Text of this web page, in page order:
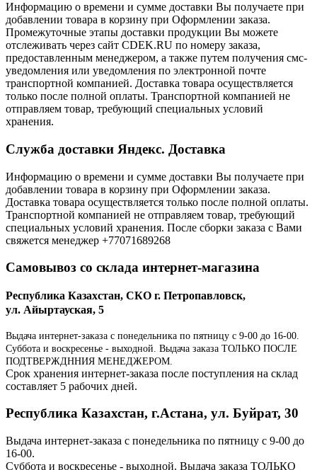
Информацию о времени и сумме доставки Вы получаете при
добавлении товара в корзину при Оформлении заказа.
Промежуточные этапы доставки продукции Вы можете
отслеживать через сайт CDEK.RU по номеру заказа,
предоставленным менеджером, а также путем получения смс-
уведомления или уведомления по электронной почте
транспортной компанией. Доставка товара осуществляется
только после полной оплаты. Транспортной компанией не
отправляем товар, требующий специальных условий
хранения.
Служба доставки Яндекс. Доставка
Информацию о времени и сумме доставки Вы получаете при
добавлении товара в корзину при Оформлении заказа.
Доставка товара осуществляется только после полной оплаты.
Транспортной компанией не отправляем товар, требующий
специальных условий хранения. После сборки заказа с Вами
свяжется менеджер +77071689268
Самовывоз со склада интернет-магазина
Республика Казахстан, СКО г. Петропавловск,
ул. Айыртауская, 5
Выдача интернет-заказа с понедельника по пятницу с 9-00 до 16-00.
Суббота и воскресенье - выходной. Выдача заказа ТОЛЬКО ПОСЛЕ
ПОДТВЕРЖДННИЯ МЕНЕДЖЕРОМ.
Срок хранения интернет-заказа после поступления на склад
составляет 5 рабочих дней.
Республика Казахстан, г.Астана, ул. Буйрат, 30
Выдача интернет-заказа с понедельника по пятницу с 9-00 до
16-00.
Суббота и воскресенье - выходной. Выдача заказа ТОЛЬКО